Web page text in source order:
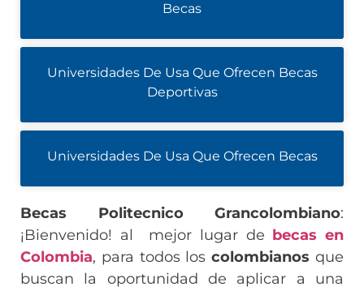
Becas
Universidades De Usa Que Ofrecen Becas
Deportivas
Universidades De Usa Que Ofrecen Becas
Becas Politecnico Grancolombiano:
¡Bienvenido! al mejor lugar de becas en
Colombia, para todos loscolombianos que
buscan la oportunidad de aplicar a una